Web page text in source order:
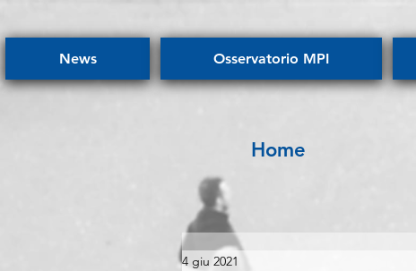
News Osservatorio MPI
Home
4 giu 2021